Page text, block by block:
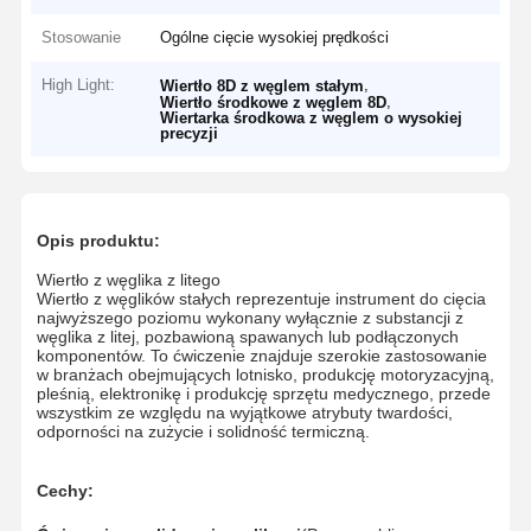
Stosowanie Ogólne cięcie wysokiej prędkości
High Light: Wiertło 8D z węglem stałym
Wiertło środkowe z węglem 8D
Wiertarka środkowa z węglem o wysokiej
precyzji
Opis produktu:
Wiertło z węglika z litego
Wiertło z węglików stałych reprezentuje instrument do cięcia
najwyższego poziomu wykonany wyłącznie z substancji z
węglika z litej, pozbawioną spawanych lub podłączonych
komponentów. To ćwiczenie znajduje szerokie zastosowanie
w branżach obejmujących lotnisko, produkcję motoryzacyjną,
pleśnią, elektronikę i produkcję sprzętu medycznego, przede
wszystkim ze względu na wyjątkowe atrybuty twardości,
odporności na zużycie i solidność termiczną.
Cechy: